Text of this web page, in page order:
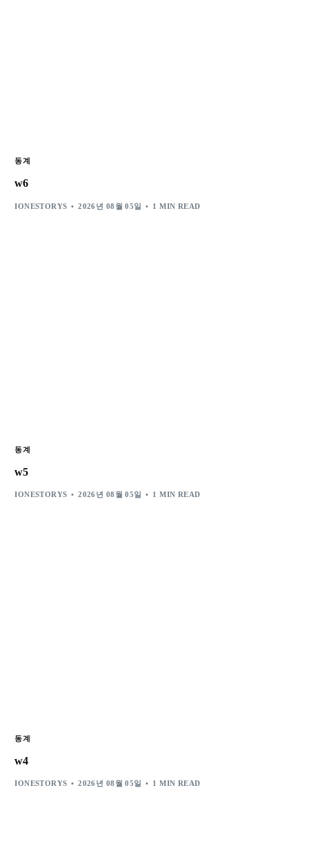
동계
w6
IONESTORYS 2026년 08월 05일 1 MIN READ
동계
w5
IONESTORYS 2026년 08월 05일 1 MIN READ
동계
w4
IONESTORYS 2026년 08월 05일 1 MIN READ